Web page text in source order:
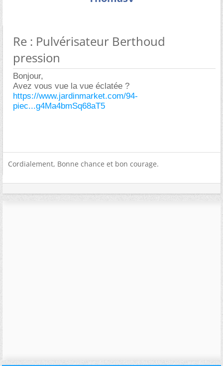
Re : Pulvérisateur Berthoud
pression
Bonjour,
Avez vous vue la vue éclatée ?
https://www.jardinmarket.com/94-
piec...g4Ma4bmSq68aT5
Cordialement, Bonne chance et bon courage.